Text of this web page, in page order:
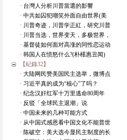
· 台灣人分析川普當選的影響
· 中共如囚犯嘲笑外面自由世界(美
· 川普奇迹，川普学正紅，研究川普
· 川普当选，世界变天，多极世界，
· 基督徒如何面对高涨的同性恋运动
· 韩国人在愤怒什么?(朴槿惠丑闻)
【紀錄32】
· 大陆网民赞美国民主选举，微博点
· 习近平真的成为“核心”了吗？
· 纪念汉奸红军十万里逃命80周年
· 反驳「全球民主退潮」说
· 中国未来的几种可能方式
· 从中国式感恩看中国文化不能普世
· 陈破空：美大选今显民主制度的长